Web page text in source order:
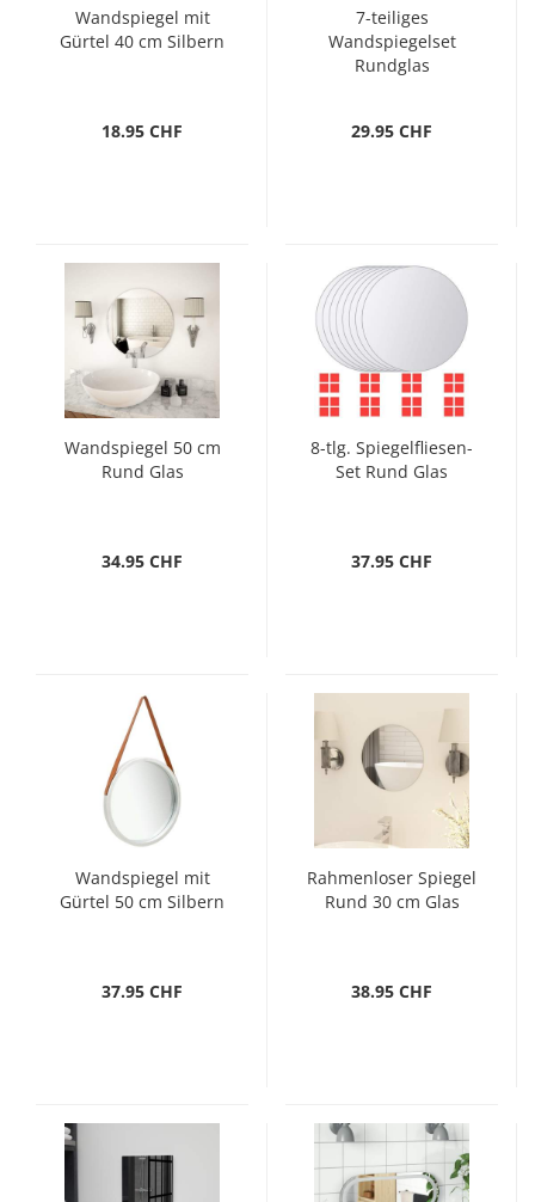
Wandspiegel mit
Gürtel 40 cm Silbern
18.95 CHF
7-teiliges
Wandspiegelset
Rundglas
29.95 CHF
Wandspiegel 50 cm
Rund Glas
34.95 CHF
8-tlg. Spiegelfliesen-
Set Rund Glas
37.95 CHF
Wandspiegel mit
Gürtel 50 cm Silbern
37.95 CHF
Rahmenloser Spiegel
Rund 30 cm Glas
38.95 CHF